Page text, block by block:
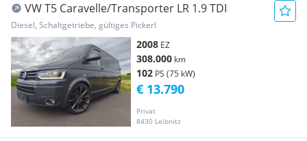
VW T5 Caravelle/Transporter LR 1.9 TDI
Diesel, Schaltgetriebe, gültiges Pickerl
2008 EZ
308.000 km
102 PS (75 kW)
Privat
8430 Leibnitz
€ 13.790